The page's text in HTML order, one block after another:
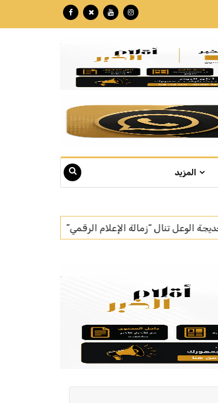
المزيد
بتكللة تجاوزت الـ 60 مليون ريال.. "نبع" تبوك تنهي تركيب أسرع خط إنتاج للمياه في العالم